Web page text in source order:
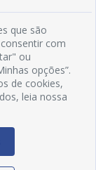
que são
com
ou
opções”.
de cookies,
leia nossa